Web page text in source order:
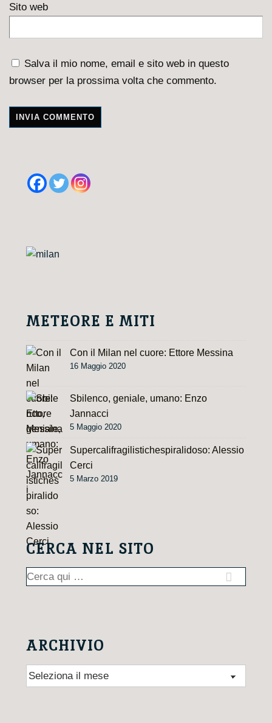
Sito web
Salva il mio nome, email e sito web in questo
browser per la prossima volta che commento.
METEORE E MITI
Con il Milan nel cuore: Ettore Messina
16 Maggio 2020
Sbilenco, geniale, umano: Enzo
Jannacci
5 Maggio 2020
Supercalifragilistichespiralidoso: Alessio
Cerci
5 Marzo 2019
CERCA NEL SITO
Cerca:
ARCHIVIO
Archivio